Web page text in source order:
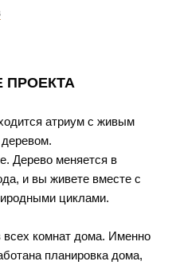
ПРОЕКТА
атриум с живым
Дерево меняется в
и вы живете вместе с
циклами.
всех комнат дома. Именно
планировка дома,